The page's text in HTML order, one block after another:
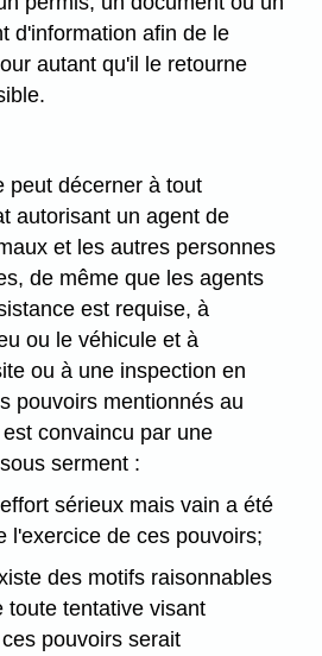
d'information afin de le
autant qu'il le retourne
peut décerner à tout
autorisant un agent de
et les autres personnes
de même que les agents
est requise, à
ou le véhicule et à
ou à une inspection en
pouvoirs mentionnés au
convaincu par une
serment :
sérieux mais vain a été
l'exercice de ces pouvoirs;
des motifs raisonnables
toute tentative visant
pouvoirs serait